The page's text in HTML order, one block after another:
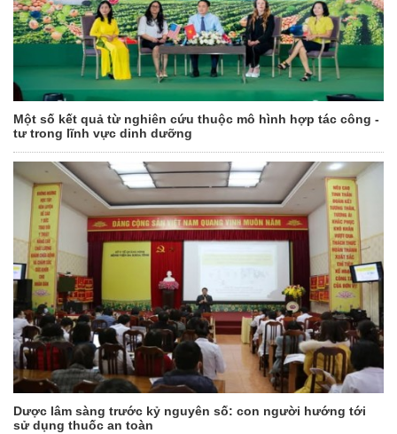
Một số kết quả từ nghiên cứu thuộc mô hình hợp tác công -
tư trong lĩnh vực dinh dưỡng
Dược lâm sàng trước kỷ nguyên số: con người hướng tới
sử dụng thuốc an toàn